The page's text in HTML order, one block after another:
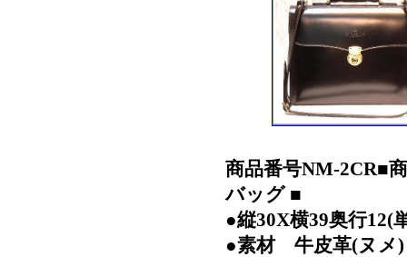
商品番号NM-2CR■
バッグ ■
●縦30X横39奥行12(
●素材 牛皮革(